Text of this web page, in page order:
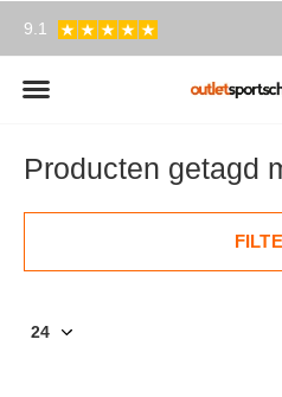
9.1
Producten getagd